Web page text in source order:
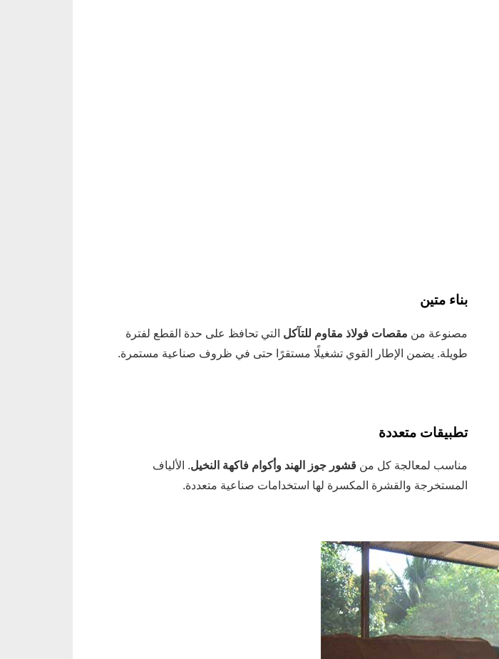
بناء متين
مصنوعة من مقصات فولاذ مقاوم للتآكل التي تحافظ على حدة القطع لفترة
طويلة. يضمن الإطار القوي تشغيلًا مستقرًا حتى في ظروف صناعية مستمرة.
تطبيقات متعددة
مناسب لمعالجة كل من قشور جوز الهند وأكوام فاكهة النخيل. الألياف
المستخرجة والقشرة المكسرة لها استخدامات صناعية متعددة.